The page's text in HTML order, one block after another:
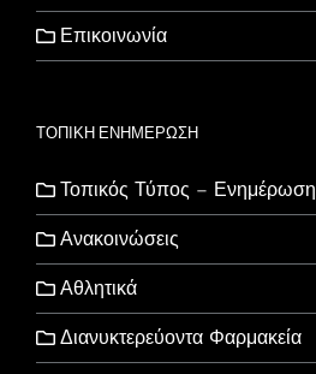
Επικοινωνία
ΤΟΠΙΚΗ ΕΝΗΜΕΡΩΣΗ
Τοπικός Τύπος – Ενημέρωση
Ανακοινώσεις
Αθλητικά
Διανυκτερεύοντα Φαρμακεία